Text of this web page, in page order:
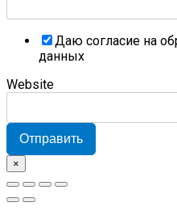
Даю согласие на
данных
Website
Отправить
×